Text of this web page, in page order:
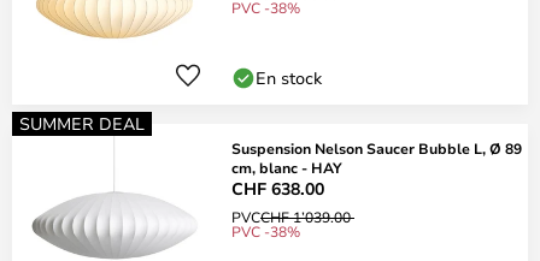
PVC -38%
En stock
SUMMER DEAL
Suspension Nelson Saucer Bubble L, Ø 89
cm, blanc - HAY
CHF 638.00
PVCCHF 1’039.00
PVC -38%